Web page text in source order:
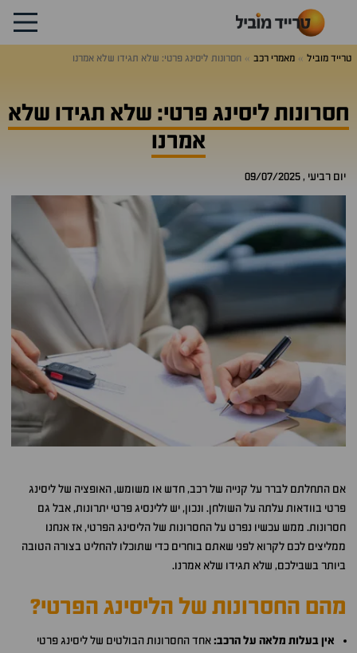
טרייד מוביל מאמרי רכב חסרונות ליסינג פרטי: שלא תגידו שלא אמרנו
חסרונות ליסינג פרטי: שלא תגידו שלא
אמרנו
יום רביעי , 09/07/2025
אם התחלתם לברר על קנייה של רכב, חדש או משומש, האופציה של ליסינג
פרטי בוודאות עלתה על השולחן. ונכון, יש ללינסיג פרטי יתרונות, אבל גם
חסרונות. ממש עכשיו נפרט על החסרונות של הליסינג הפרטי, אז אנחנו
ממליצים לכם לקרוא לפני שאתם בוחרים כדי שתוכלו להחליט בצורה הטובה
ביותר בשבילכם, שלא תגידו שלא אמרנו.
מהם החסרונות של הליסינג הפרטי?
אין בעלות מלאה על הרכב:אחד החסרונות הבולטים של ליסינג פרטי